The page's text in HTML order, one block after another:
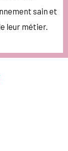
sain et
leur métier.